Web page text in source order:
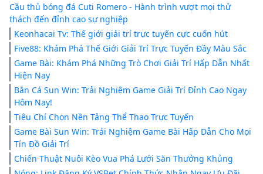
Cầu thủ bóng đá Cuti Romero - Hành trình vượt mọi thử
thách đến đỉnh cao sự nghiệp
Keonhacai Tv: Thế giới giải trí trực tuyến cực cuốn hút
Five88: Khám Phá Thế Giới Giải Trí Trực Tuyến Đầy Màu Sắc
Game Bài: Khám Phá Những Trò Chơi Giải Trí Hấp Dẫn Nhất
Hiện Nay
Bắn Cá Sun Win: Trải Nghiệm Game Giải Trí Đỉnh Cao Ngay
Hôm Nay!
Tiêu Chí Chọn Nền Tảng Thể Thao Trực Tuyến
Game Bài Sun Win: Trải Nghiệm Game Bài Hấp Dẫn Cho Mọi
Tín Đồ Giải Trí
Chiến Thuật Nuôi Kèo Vua Phá Lưới Săn Thưởng Khủng